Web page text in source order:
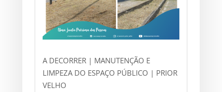
A DECORRER | MANUTENÇÃO E
LIMPEZA DO ESPAÇO PÚBLICO | PRIOR
VELHO